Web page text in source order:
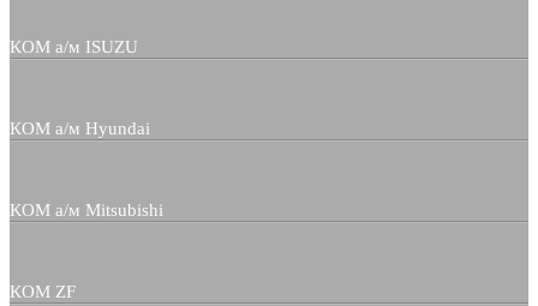
КОМ а/м ISUZU
КОМ а/м Hyundai
КОМ а/м Mitsubishi
КОМ ZF